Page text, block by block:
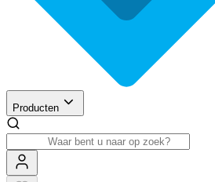
Producten